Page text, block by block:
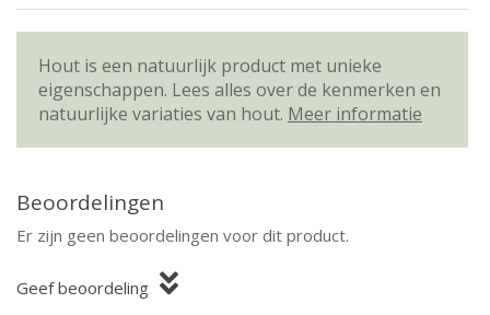
Hout is een natuurlijk product met unieke
eigenschappen. Lees alles over de kenmerken en
natuurlijke variaties van hout. Meer informatie
Beoordelingen
Er zijn geen beoordelingen voor dit product.
Geef beoordeling